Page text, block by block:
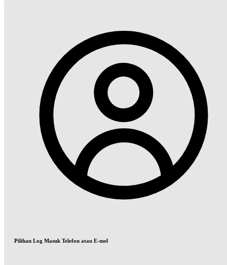
Pilihan Log Masuk Telefon atau E-mel